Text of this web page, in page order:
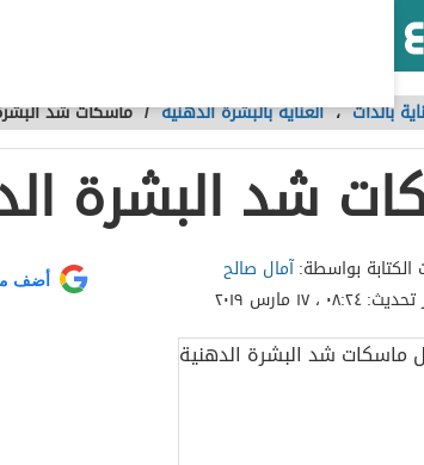
بالذات،العناية بالبشرة الدهنية /ماسكات شد
شد البشرة
الكتابة بواسطة:آمال صالح
تحديث:٠٨:٢٤ ، ١٧ مارس ٢٠١٩
أضف